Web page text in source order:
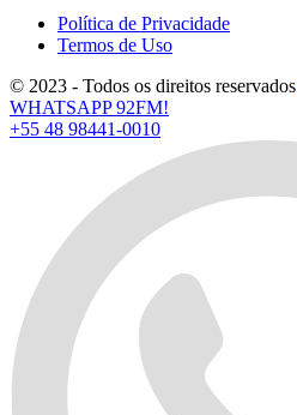
Política de Privacidade
Termos de Uso
© 2023 - Todos os direitos reservados
WHATSAPP 92FM!
+55 48 98441-0010